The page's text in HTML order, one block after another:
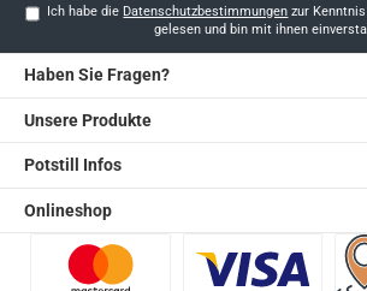
Ich habe die Datenschutzbestimmungen zur
gelesen und bin mit ihnen
Haben Sie Fragen?
Unsere Produkte
Potstill Infos
Onlineshop